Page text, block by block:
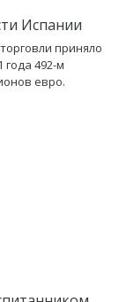
Испании
приняло
492-м
евро.